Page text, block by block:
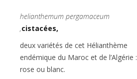
helianthemum pergamaceum
,cistacées,
deux variétés de cet Hélianthème
endémique du Maroc et de l’Algérie :
rose ou blanc.